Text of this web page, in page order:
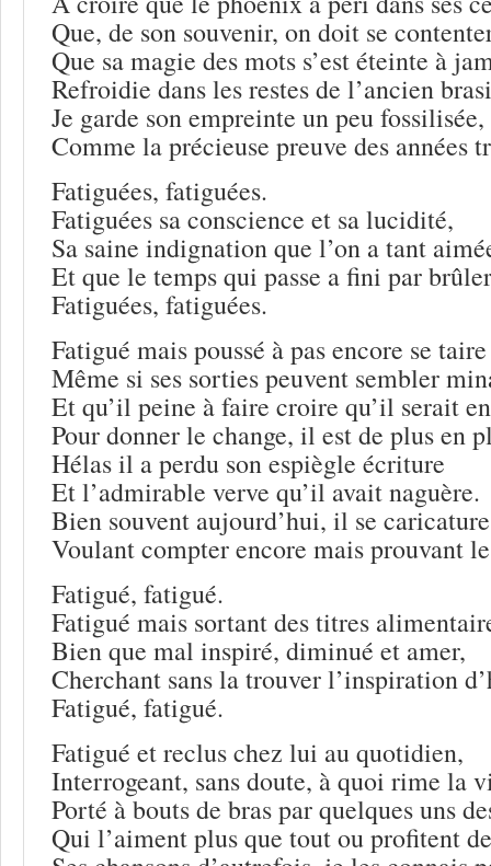
Que, de son souvenir, on doit se
Que sa magie des mots s’est éteinte à
Refroidie dans les restes de l’ancien
Je garde son empreinte un peu fossilisée,
Comme la précieuse preuve des années
Fatiguées, fatiguées.
Fatiguées sa conscience et sa lucidité,
Sa saine indignation que l’on a tant
Et que le temps qui passe a fini par
Fatiguées, fatiguées.
Fatigué mais poussé à pas encore se taire
Même si ses sorties peuvent sembler
Et qu’il peine à faire croire qu’il serait
Pour donner le change, il est de plus en
Hélas il a perdu son espiègle écriture
Et l’admirable verve qu’il avait naguère.
Bien souvent aujourd’hui, il se
Voulant compter encore mais prouvant
Fatigué, fatigué.
Fatigué mais sortant des titres
Bien que mal inspiré, diminué et amer,
Cherchant sans la trouver l’inspiration
Fatigué, fatigué.
Fatigué et reclus chez lui au quotidien,
Interrogeant, sans doute, à quoi rime la
Porté à bouts de bras par quelques uns
Qui l’aiment plus que tout ou profitent